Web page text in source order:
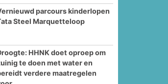
parcours kinderlopen
Steel Marquetteloop
HHNK doet oproep om
te doen met water en
verdere maatregelen